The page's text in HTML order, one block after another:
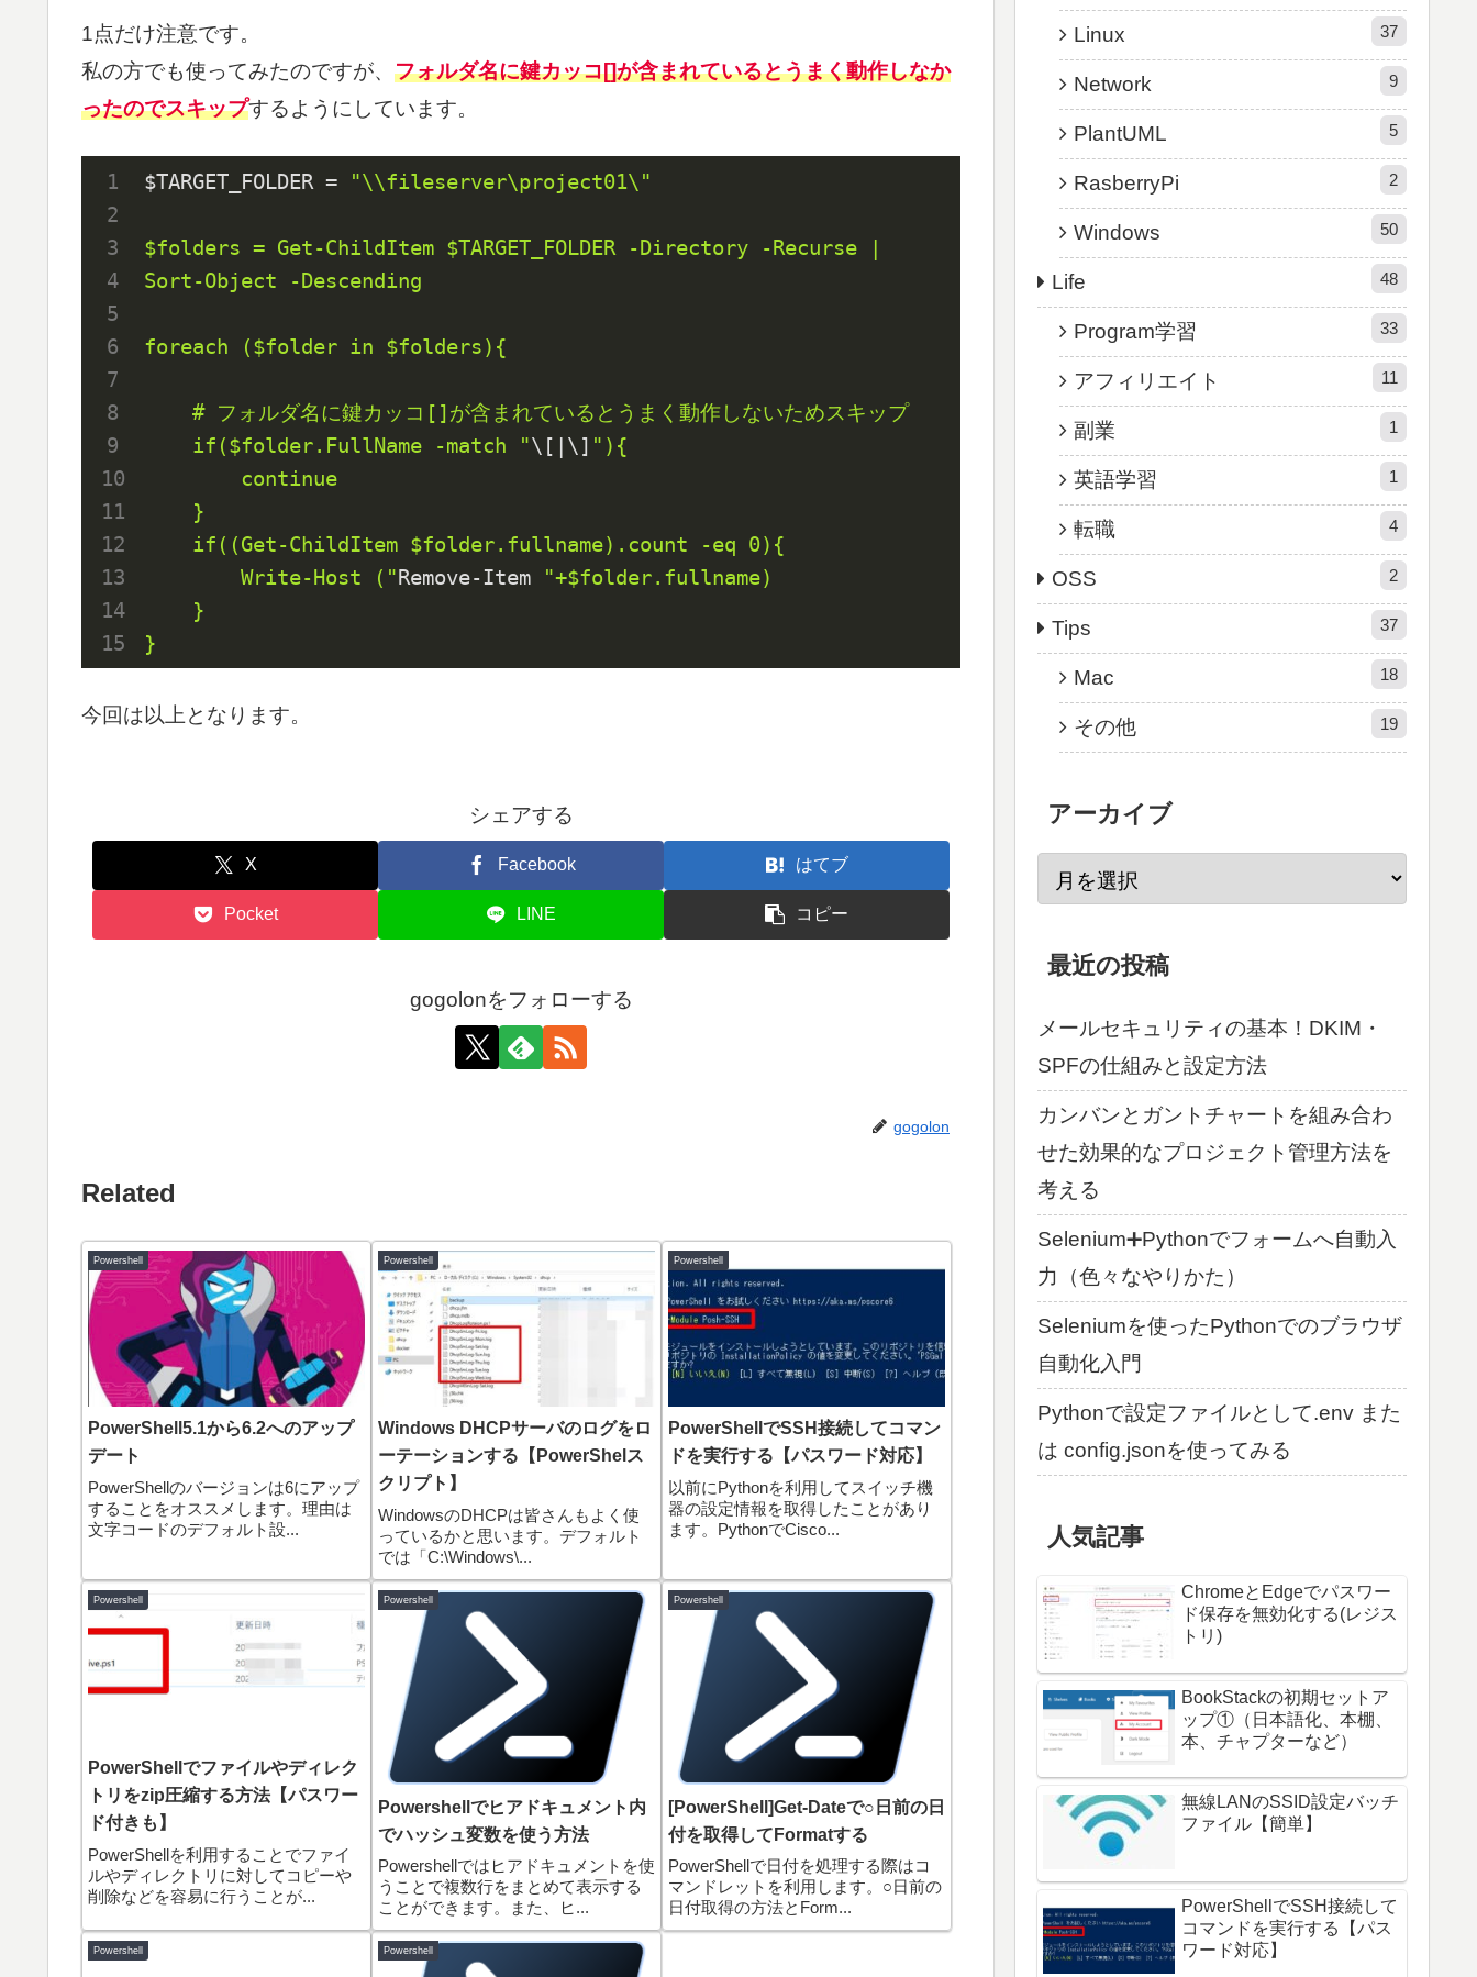
1点だけ注意です。
私の方でも使ってみたのですが、 フォルダ名に鍵カッコ[]が含まれているとうまく動作しなか
ったのでスキップするようにしています。
$TARGET_FOLDER = "\\fileserver\project01\"
$folders = Get-ChildItem $TARGET_FOLDER -Directory -Recurse |
Sort-Object -Descending
foreach ($folder in $folders){
    if($folder.FullName -match "
\[|\] "){
        Write-Host ("
Remove-Item
"+$folder.fullname)
}
今回は以上となります。
シェアする
X Facebook はてブ
Pocket LINE コピー
gogolonをフォローする
gogolon
Related
Powershell
PowerShell5.1から6.2へのアップ
デート
PowerShellのバージョンは6にアップ
することをオススメします。理由は
文字コードのデフォルト設...
Powershell
Windows DHCPサーバのログをロ
ーテーションする【PowerShelス
クリプト】
WindowsのDHCPは皆さんもよく使
っているかと思います。デフォルト
では「C:\Windows\...
Powershell
PowerShellでSSH接続してコマン
ドを実行する【パスワード対応】
以前にPythonを利用してスイッチ機
器の設定情報を取得したことがあり
ます。PythonでCisco...
Powershell
PowerShellでファイルやディレク
トリをzip圧縮する方法【パスワー
ド付きも】
PowerShellを利用することでファイ
ルやディレクトリに対してコピーや
削除などを容易に行うことが...
Powershell
Powershellでヒアドキュメント内
でハッシュ変数を使う方法
Powershellではヒアドキュメントを使
うことで複数行をまとめて表示する
ことができます。また、ヒ...
Powershell
[PowerShell]Get-Dateで○日前の日
付を取得してFormatする
PowerShellで日付を処理する際はコ
マンドレットを利用します。○日前の
日付取得の方法とForm...
Powershell Powershell
Linux 37
Network 9
PlantUML 5
RasberryPi 2
Windows 50
Life 48
Program学習 33
アフィリエイト 11
副業 1
英語学習 1
転職 4
OSS 2
Tips 37
Mac 18
その他 19
アーカイブ
最近の投稿
メールセキュリティの基本！DKIM・
SPFの仕組みと設定方法
カンバンとガントチャートを組み合わ
せた効果的なプロジェクト管理方法を
考える
Selenium➕Pythonでフォームへ自動入
力（色々なやりかた）
Seleniumを使ったPythonでのブラウザ
自動化入門
Pythonで設定ファイルとして.env また
は config.jsonを使ってみる
人気記事
ChromeとEdgeでパスワー
ド保存を無効化する(レジス
トリ)
BookStackの初期セットア
ップ①（日本語化、本棚、
本、チャプターなど）
無線LANのSSID設定バッチ
ファイル【簡単】
PowerShellでSSH接続して
コマンドを実行する【パス
ワード対応】